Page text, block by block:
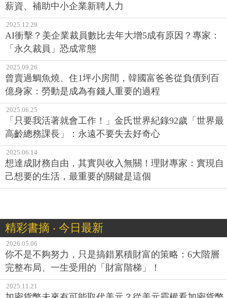
薪資、補助中小企業新聘人力
2025.12.29
AI衝擊？美企業裁員數比去年大增5成有原因？專家：
「永久裁員」恐成常態
2025.09.26
曾賣過鯛魚燒、住1坪小房間，韓國富爸爸從負債到百
億身家：勞動是成為有錢人重要的過程
2025.06.25
「只要我活著就會工作！」金氏世界紀錄92歲「世界最
高齡總務課長」：永遠不要失去好奇心
2025.06.14
想達成財務自由，其實與收入無關！理財專家：實現自
己想要的生活，最重要的關鍵是這個
精彩書摘 ‧ 今日最新
2026.05.06
你不是不夠努力，只是搞錯累積財富的策略：6大階層
完整布局、一生受用的「財富階梯」！
2025.11.21